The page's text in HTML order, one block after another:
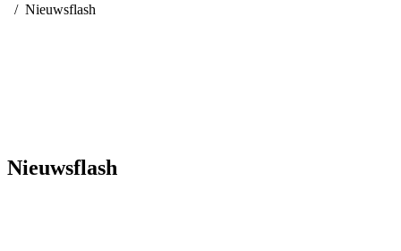
/ Nieuwsflash
Nieuwsflash